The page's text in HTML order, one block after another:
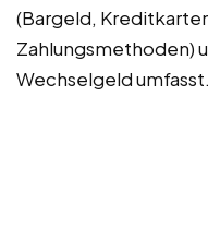
(Bargeld,
Zahlungsmethoden)
Wechselgeld umfasst.